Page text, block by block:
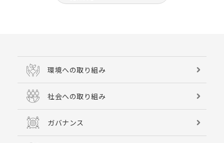
環境への取り組み
社会への取り組み
ガバナンス